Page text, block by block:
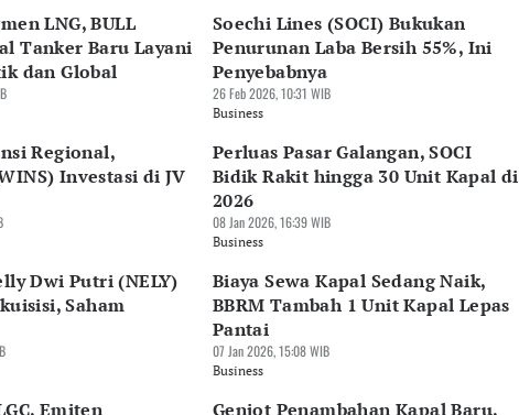
LNG, BULL
Tanker Baru Layani
dan Global
Soechi Lines (SOCI) Bukukan
Penurunan Laba Bersih 55%, Ini
Penyebabnya
26 Feb 2026, 10:31 WIB
Business
Regional,
Investasi di JV
Perluas Pasar Galangan, SOCI
Bidik Rakit hingga 30 Unit Kapal di
2026
08 Jan 2026, 16:39 WIB
Business
Dwi Putri (NELY)
Saham
Biaya Sewa Kapal Sedang Naik,
BBRM Tambah 1 Unit Kapal Lepas
Pantai
07 Jan 2026, 15:08 WIB
Business
Emiten
Genjot Penambahan Kapal Baru,